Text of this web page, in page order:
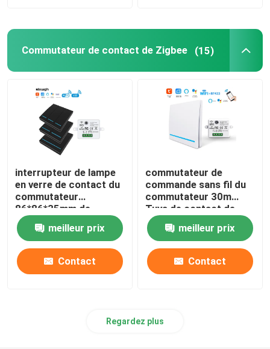
Commutateur sans fil autoalimenté
Capteur d'alarme intelligent
Sonnette visuelle de Wifi
Sonnette étanche sans fil
Ampoule LED Wi-Fi intelligente
Panneau d'écran tactile de la maison intelligente
Une prise de prise intelligente
Commutateur de contact de Zigbee (15)
interrupteur de lampe
en verre de contact du
commutateur
86*86*35mm de
contact de Zigbee du
filet 400Wmeilleur prix
Contact
commutateur de
commande sans fil du
commutateur 30m
Tuya de contact de
400W Zigbee
meilleur prix
Contact
Regardez plus